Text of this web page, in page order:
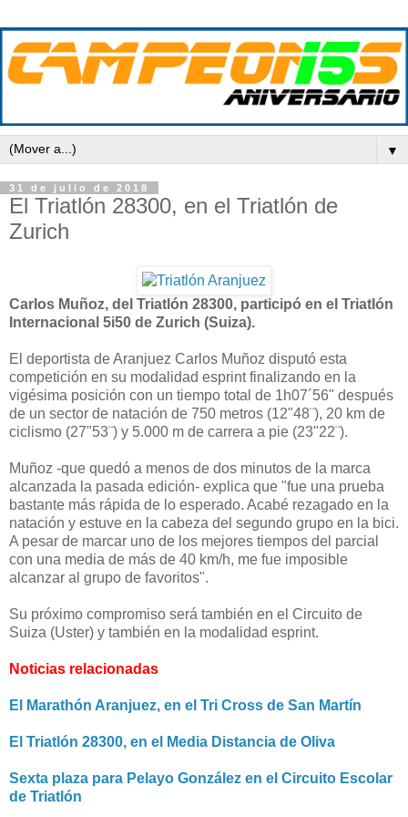
▼
31 de julio de 2018
El Triatlón 28300, en el Triatlón de
Zurich
Carlos Muñoz, del Triatlón 28300, participó en el Triatlón
Internacional 5i50 de Zurich (Suiza).
El deportista de Aranjuez Carlos Muñoz disputó esta
competición en su modalidad esprint finalizando en la
vigésima posición con un tiempo total de 1h07´56" después
de un sector de natación de 750 metros (12"48¨), 20 km de
ciclismo (27"53¨) y 5.000 m de carrera a pie (23"22¨).
Muñoz -que quedó a menos de dos minutos de la marca
alcanzada la pasada edición- explica que "fue una prueba
bastante más rápida de lo esperado. Acabé rezagado en la
natación y estuve en la cabeza del segundo grupo en la bici.
A pesar de marcar uno de los mejores tiempos del parcial
con una media de más de 40 km/h, me fue imposible
alcanzar al grupo de favoritos".
Su próximo compromiso será también en el Circuito de
Suiza (Uster) y también en la modalidad esprint.
Noticias relacionadas
El Marathón Aranjuez, en el Tri Cross de San Martín
El Triatlón 28300, en el Media Distancia de Oliva
Sexta plaza para Pelayo González en el Circuito Escolar
de Triatlón